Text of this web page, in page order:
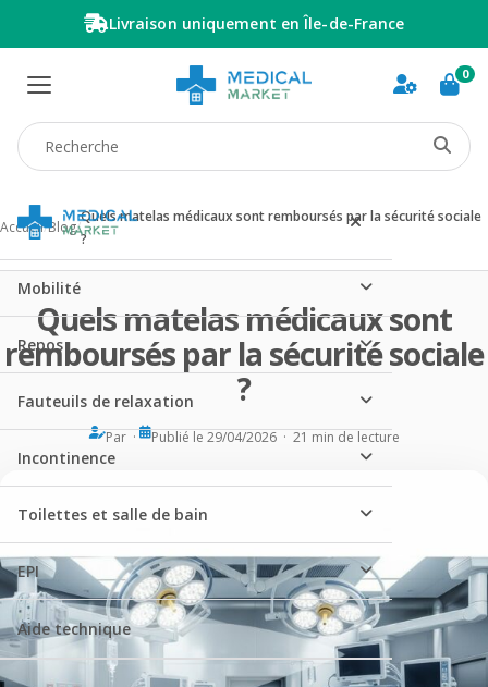
Livraison uniquement en Île-de-France
Recherche produit
0
Mobilité
Repos
Fauteuils de relaxation
Incontinence
Toilettes et salle de bain
EPI
Aide technique
Accueil/Blog/
Quels matelas médicaux sont remboursés par la sécurité sociale
?
Quels matelas médicaux sont
remboursés par la sécurité sociale
?
Par · Publié le 29/04/2026 · 21 min de lecture